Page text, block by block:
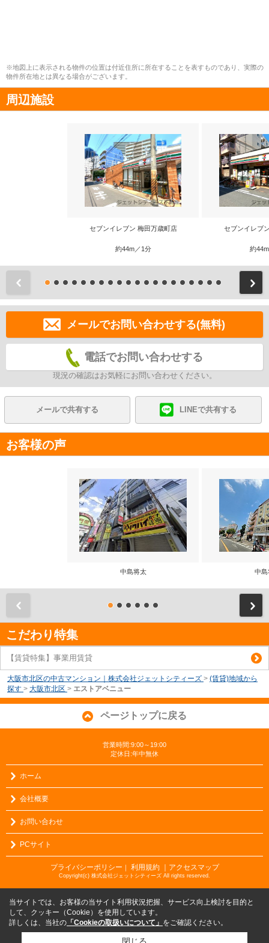
※地図上に表示される物件の位置は付近住所に所在することを表すものであり、実際の
物件所在地とは異なる場合がございます。
周辺施設
セブンイレブン 梅田万歳町店
約44m／1分
セブンイレブ
約
メールでお問い合わせする(無料)
電話でお問い合わせする
現況の確認はお気軽にお問い合わせください。
メールで共有する LINEで共有する
お客様の声
中島将太 中島
こだわり特集
【賃貸特集】事業用賃貸
大阪市北区の中古マンション｜株式会社ジェットシティーズ > (賃貸)地域から
探す > 大阪市北区 > エストアベニュー
ページトップに戻る
営業時間:9:00～19:00
定休日:年中無休
ホーム
会社概要
お問い合わせ
PCサイト
プライバシーポリシー 利用規約 ｜アクセスマップ
Copyright(c) 株式会社ジェットシティーズ All rights reserved.
当サイトでは、お客様の当サイト利用状況把握、サービス向上検討を目的と
して、クッキー（Cookie）を使用しています。
詳しくは、当社の 「Cookieの取扱いについて」 をご確認ください。